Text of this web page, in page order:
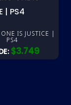
IS JUSTICE |
PS4
$3.749